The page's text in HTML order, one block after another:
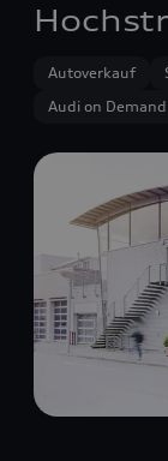
Autoverkauf
Audi on Demand